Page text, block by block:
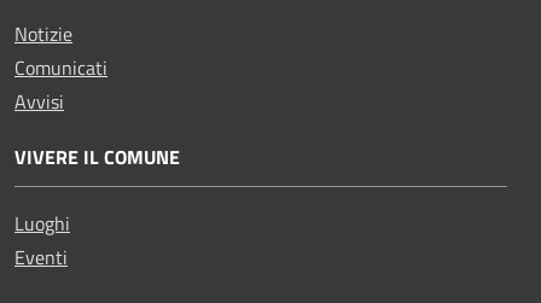
Notizie
Comunicati
Avvisi
VIVERE IL COMUNE
Luoghi
Eventi